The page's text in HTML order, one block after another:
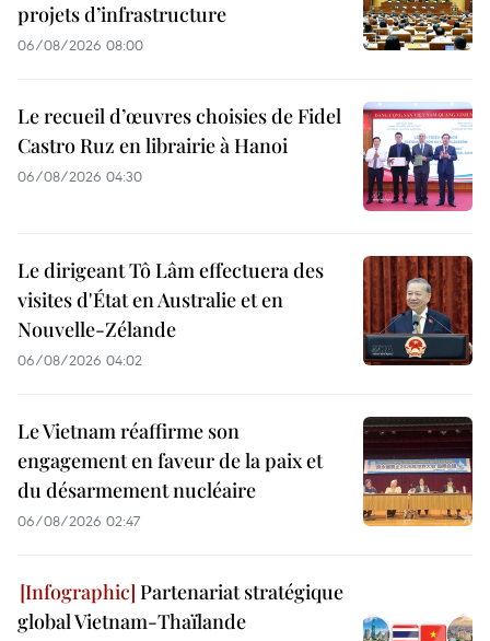
projets d’infrastructure
06/08/2026 08:00
Le recueil d’œuvres choisies de Fidel
Castro Ruz en librairie à Hanoi
06/08/2026 04:30
Le dirigeant Tô Lâm effectuera des
visites d'État en Australie et en
Nouvelle-Zélande
06/08/2026 04:02
Le Vietnam réaffirme son
engagement en faveur de la paix et
du désarmement nucléaire
06/08/2026 02:47
Partenariat stratégique
global Vietnam-Thaïlande